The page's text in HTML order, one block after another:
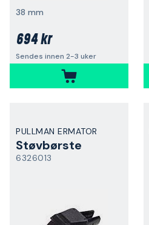
38 mm
694 kr
Sendes innen 2-3 uker
PULLMAN ERMATOR
Støvbørste
6326013